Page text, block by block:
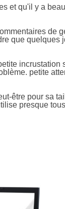
et qu'il y a
de
que
incrustation
petite
être pour sa
presque